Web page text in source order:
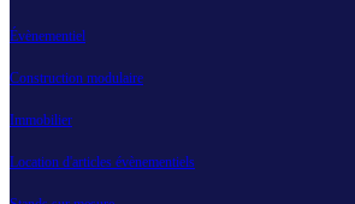
Évènementiel
Construction modulaire
Immobilier
Location d'articles évènementiels